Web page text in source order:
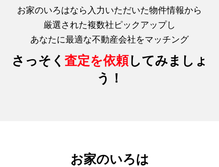
お家のいろはなら入力いただいた物件情報から
厳選された複数社ピックアップし
あなたに最適な不動産会社をマッチング
さっそく 査定を依頼してみましょ
う！
お家のいろは